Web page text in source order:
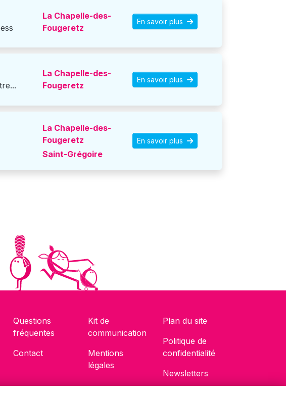
La Chapelle-des-
Fougeretz
En savoir plus
La Chapelle-des-
Fougeretz
En savoir plus
La Chapelle-des-
Fougeretz
Saint-Grégoire
En savoir plus
Questions
fréquentes
Contact
Kit de
communication
Mentions
légales
Plan du site
Politique de
confidentialité
Newsletters